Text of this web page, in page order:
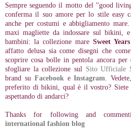
Sempre seguendo il motto del "good
conferma il suo amore per lo stile easy
anche per costumi e abbigliamento
maxi magliette da indossare sul bikini,
bambini: la collezione mareSweet
affatto delusa sia come disegni che
scoprire cosa bolle in pentola ancora per
sfogliare la collezione sul Sito Ufficiale
brand su Facebook eInstagram .
preferito di bikini, qual è il vostro? Siete
aspettando di andarci?
Thanks for following and
international fashion blog